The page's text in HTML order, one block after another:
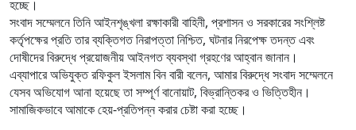
হচ্ছে।
‎সংবাদ সম্মেলনে তিনি আইনশৃঙ্খলা রক্ষাকারী বাহিনী, প্রশাসন ও সরকারের সংশ্লিষ্ট
কর্তৃপক্ষের প্রতি তার ব্যক্তিগত নিরাপত্তা নিশ্চিত, ঘটনার নিরপেক্ষ তদন্ত এবং
দোষীদের বিরুদ্ধে প্রয়োজনীয় আইনগত ব্যবস্থা গ্রহণের আহ্বান জানান।
‎এব্যাপারে অভিযুক্ত রফিকুল ইসলাম বিন বারী বলেন, আমার বিরুদ্ধে সংবাদ সম্মেলনে
যেসব অভিযোগ আনা হয়েছে তা সম্পূর্ণ বানোয়াট, বিভ্রান্তিকর ও ভিত্তিহীন।
সামাজিকভাবে আমাকে হেয়-প্রতিপন্ন করার চেষ্টা করা হচ্ছে।